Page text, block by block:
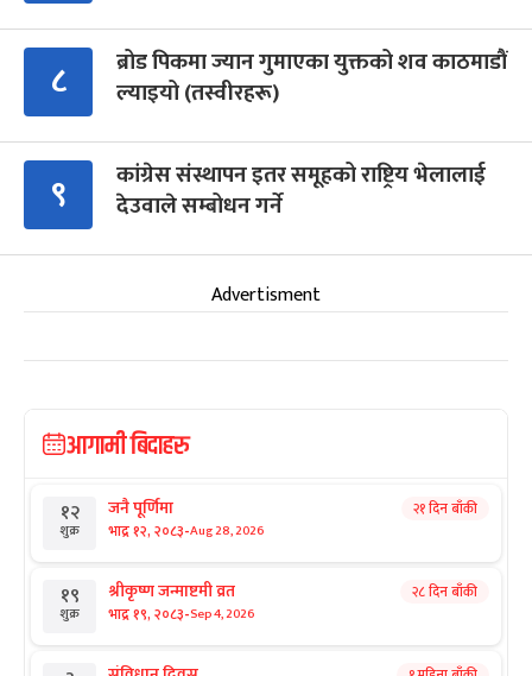
८
ब्रोड पिकमा ज्यान गुमाएका युक्तको शव काठमाडौं
ल्याइयो (तस्वीरहरू)
९
कांग्रेस संस्थापन इतर समूहको राष्ट्रिय भेलालाई
देउवाले सम्बोधन गर्ने
Advertisment
आगामी बिदाहरु
१२
शुक्र
जनै पूर्णिमा
भाद्र १२, २०८३-Aug 28, 2026
२१ दिन बाँकी
१९
शुक्र
श्रीकृष्ण जन्माष्टमी व्रत
भाद्र १९, २०८३-Sep 4, 2026
२८ दिन बाँकी